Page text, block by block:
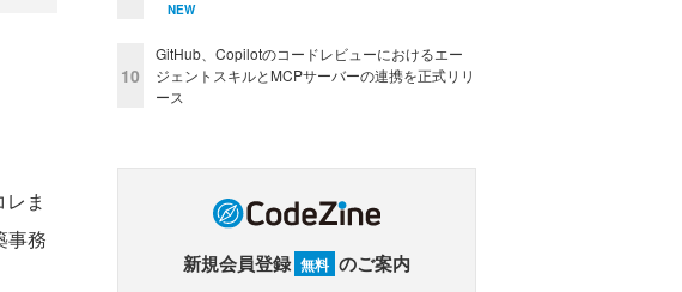
ま
事務
NEW
10
GitHub、Copilotのコードレビューにおけるエー
ジェントスキルとMCPサーバーの連携を正式リリ
ース
新規会員登録 無料 のご案内